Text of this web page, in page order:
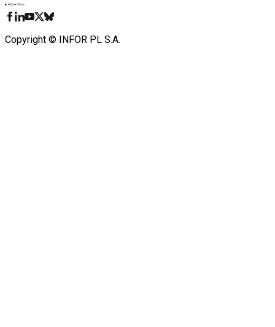
Copyright © INFOR PL S.A.